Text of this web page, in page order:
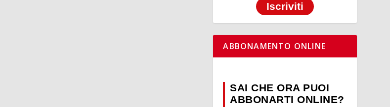
Iscriviti
ABBONAMENTO ONLINE
SAI CHE ORA PUOI
ABBONARTI ONLINE?